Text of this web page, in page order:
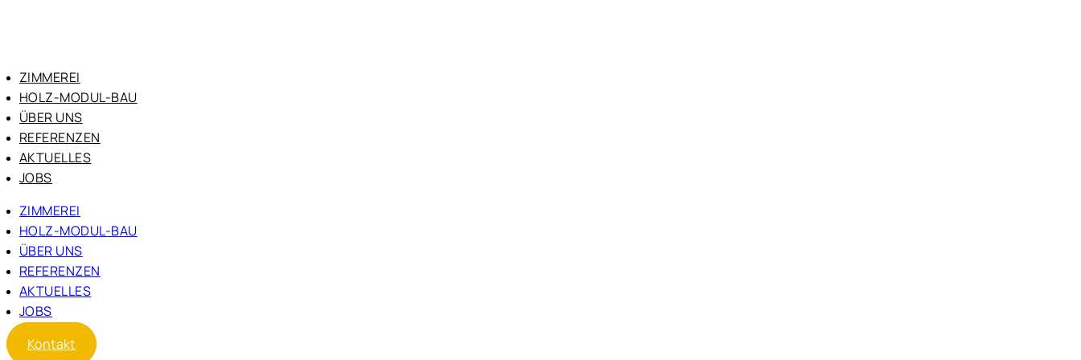
ZIMMEREI
HOLZ-MODUL-BAU
ÜBER UNS
REFERENZEN
AKTUELLES
JOBS
ZIMMEREI
HOLZ-MODUL-BAU
ÜBER UNS
REFERENZEN
AKTUELLES
JOBS
Kontakt